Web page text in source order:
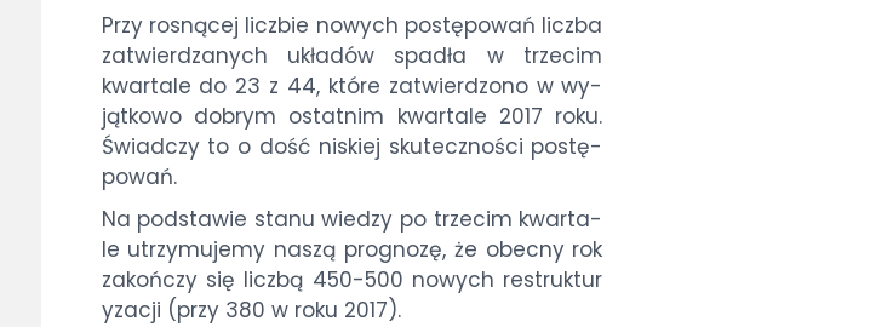
Przy ro­sną­cej licz­bie no­wych po­stę­po­wań licz­ba
za­twier­dza­nych ukła­dów spa­dła w trze­cim
kwar­ta­le do 23 z 44, któ­re za­twier­dzo­no w wy­
jąt­ko­wo do­brym ostat­nim kwar­ta­le 2017 ro­ku.
Świad­czy to o dość ni­skiej sku­tecz­no­ści po­stę­
po­wań.
Na pod­sta­wie sta­nu wie­dzy po trze­cim kwar­ta­
le utrzy­mu­je­my na­szą pro­gno­zę, że obec­ny rok
za­koń­czy się licz­bą 450-500 no­wych re­struk­tu­r
y­za­cji (przy 380 w ro­ku 2017).